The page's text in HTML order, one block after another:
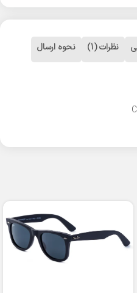
نظرات (1) نحوه ارسال